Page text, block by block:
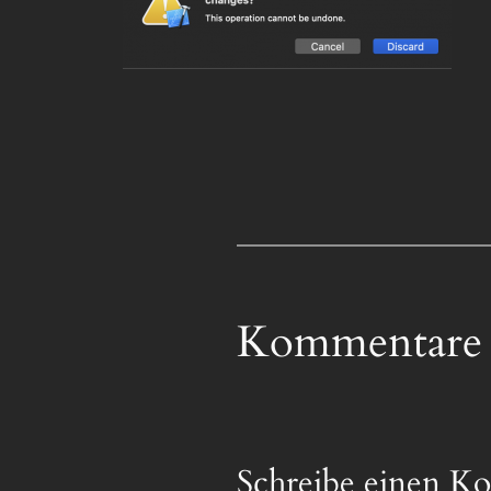
Kommentare